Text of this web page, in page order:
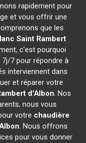
rapidement pour
et vous offrir une
que les
Saint Rambert
c'est pourquoi
7 pour répondre à
interviennent dans
et réparer votre
d'Albon. Nos
nous vous
votre chaudière
. Nous offrons
pour vous donner